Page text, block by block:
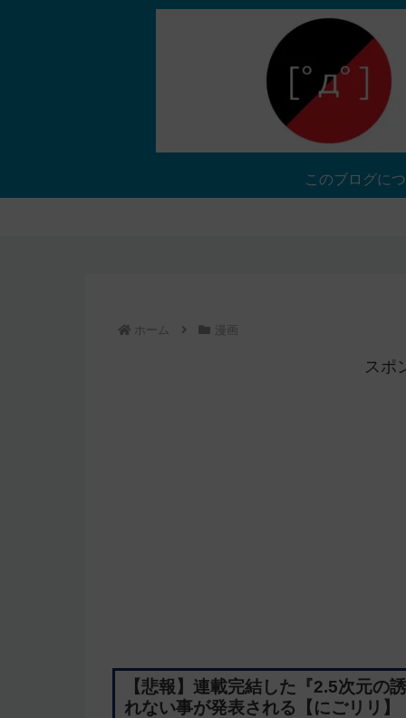
このブログに
ホーム 漫画
スポ
【悲報】連載完結した『2.5次元の
れない事が発表される【にごリリ】